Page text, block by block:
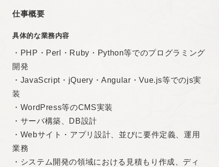
正社員
契約期間
仕事概要
具体的な業務内容
・PHP・Perl・Ruby・Python等でのプログラミング
開発
・JavaScript・jQuery・Angular・Vue.js等でのjs実
装
・WordPress等のCMS実装
・サーバ構築、DB設計
・Webサイト・アプリ設計、並びに要件定義、運用
業務
・システム開発の領域における見積もり作成、ディ